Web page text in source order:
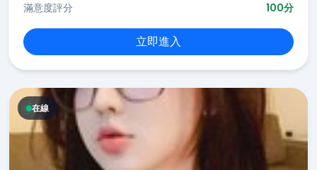
滿意度評分
100分
立即進入
在線